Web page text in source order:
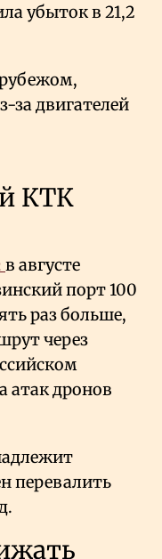
убыток в 21,2
за двигателей
КТК
в августе
порт 100
раз больше,
через
атак дронов
перевалить